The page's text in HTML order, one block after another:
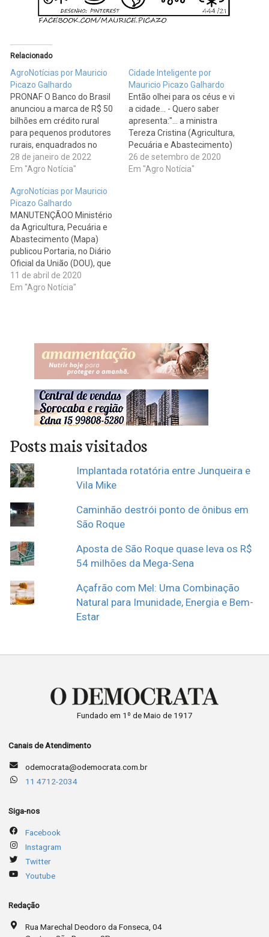
Relacionado
AgroNotícias por Mauricio
Picazo Galhardo
PRONAF O Banco do Brasil
anunciou a marca de R$ 50
bilhões em crédito rural
para pequenos produtores
rurais, enquadrados no
Pronaf. O valor foi
anunciado pelo presidente
durante o lançamento da
terceira etapa do Circuito
de Negócios Agro, iniciativa
que vai levar assessoria
rural para…
28 de janeiro de 2022
Em "Agro Notícia"
Cidade Inteligente por
Mauricio Picazo Galhardo
Então olhei para os céus e vi
a cidade... - Quero saber
apresenta:"... a ministra
Tereza Cristina (Agricultura,
Pecuária e Abastecimento)
ressaltou dia (21), em
audiência pública
26 de setembro de 2020
Em "Agro Notícia"
AgroNotícias por Mauricio
Picazo Galhardo
MANUTENÇÃOO Ministério
da Agricultura, Pecuária e
Abastecimento (Mapa)
publicou Portaria, no Diário
Oficial da União (DOU), que
especifica produtos,
serviços e atividades
durante a pandemia do
Coronavírus. A normativa,
Tereza Cristina, está…
11 de abril de 2020
Em "Agro Notícia"
Posts mais visitados
Implantada rotatória entre Junqueira e
Vila Mike
Caminhão destrói ponto de ônibus em
São Roque
Aposta de São Roque quase leva os R$
54 milhões da Mega-Sena
Açafrão com Mel: Uma Combinação
Natural para Imunidade, Energia e Bem-
Estar
Fundado em 1º de Maio de 1917
Canais de Atendimento
odemocrata@odemocrata.com.br
11 4712-2034
Siga-nos
Facebook
Instagram
Twitter
Youtube
Redação
Rua Marechal Deodoro da Fonseca, 04